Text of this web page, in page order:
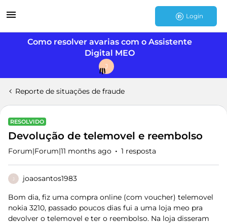
Login
Como resolver avarias com o Assistente
Digital MEO
J
Reporte de situações de fraude
RESOLVIDO
Devolução de telemovel e reembolso
Forum|Forum|11 months ago 1 resposta
J joaosantos1983
Bom dia, fiz uma compra online (com voucher) telemovel
nokia 3210, passado poucos dias fui a uma loja meo pra
devolver o telemovel e ter o reembolso. Na loja disseram